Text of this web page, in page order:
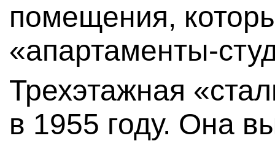
помещения,
«апартаменты-
Трехэтажная
в 1955 году. Она